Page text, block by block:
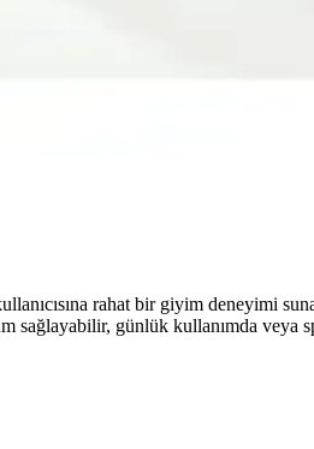
rahat bir giyim deneyimi
sağlayabilir, günlük kullanımda veya